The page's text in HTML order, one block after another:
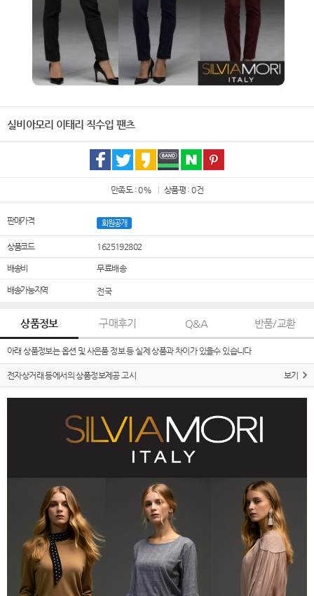
실비아모리 이태리 직수입 팬츠
만족도 : 0% 상품평 : 0건
판매가격 회원공개
상품코드 1625192802
배송비 무료배송
배송가능지역 전국
상품정보 구매후기 Q&A 반품/교환
아래 상품정보는 옵션 및 사은품 정보 등 실제 상품과 차이가 있을수 있습니다
전자상거래 등에서의 상품정보제공 고시 보기